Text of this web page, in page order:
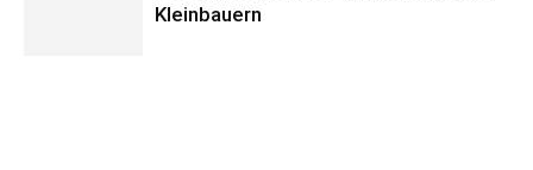
Kleinbauern